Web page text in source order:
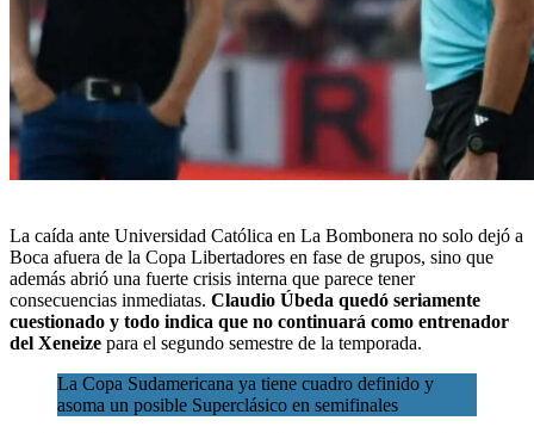
La caída ante Universidad Católica en La Bombonera no solo dejó a
Boca afuera de la Copa Libertadores en fase de grupos, sino que
además abrió una fuerte crisis interna que parece tener
consecuencias inmediatas. Claudio Úbeda quedó seriamente
cuestionado y todo indica que no continuará como entrenador
del Xeneize para el segundo semestre de la temporada.
La Copa Sudamericana ya tiene cuadro definido y
asoma un posible Superclásico en semifinales